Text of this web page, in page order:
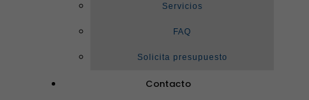
Servicios
FAQ
Solicita presupuesto
Contacto